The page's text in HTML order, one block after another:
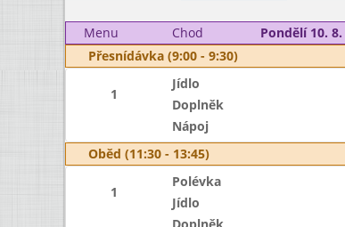
Menu
Chod Pondělí 10. 8.
Přesnídávka (9:00 - 9:30)
1
Jídlo
Doplněk
Nápoj
Oběd (11:30 - 13:45)
1
Polévka
Jídlo